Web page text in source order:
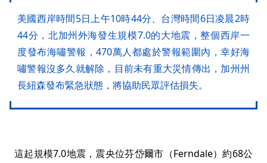
美國西岸時間5日上午10時44分、台灣時間6日凌晨2時
44分，北加州外海發生規模7.0的大地震，整個西岸一
度發布海嘯警報，470萬人都處於警報範圍內，幸好海
嘯警報沒多久就解除，目前未有重大災情傳出，加州州
長紐森發布緊急狀態，將協助民眾評估損失。
這起規模7.0地震，震央位芬岱爾市（Ferndale）約68公